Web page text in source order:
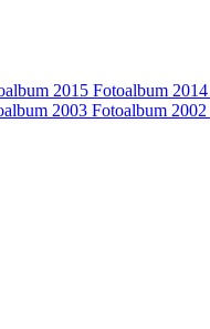
2015 Fotoalbum 2014
2003 Fotoalbum 2002